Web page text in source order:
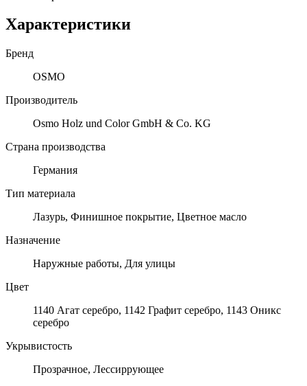
Характеристики
Бренд
OSMO
Производитель
Osmo Holz und Color GmbH & Co. KG
Страна производства
Германия
Тип материала
Лазурь, Финишное покрытие, Цветное масло
Назначение
Наружные работы, Для улицы
Цвет
1140 Агат серебро, 1142 Графит серебро, 1143 Оникс
серебро
Укрывистость
Прозрачное, Лессиррующее